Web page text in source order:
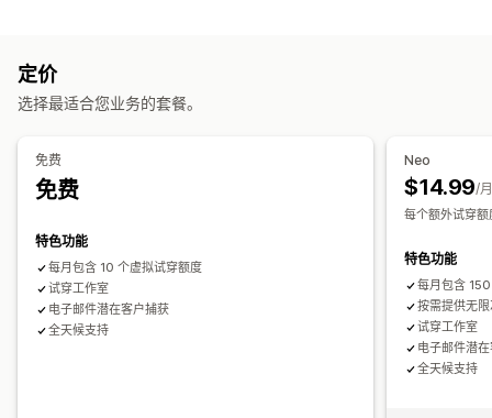
模型创建
自动适应移动设备
分析
定价
选择最适合您业务的套餐。
免费
免费
特色功能
每月包含 10 个虚拟试穿额度
试穿工作室
电子邮件潜在客户捕获
全天候支持
Neo
$14.99/
每个额外试穿
特色功能
每月包含
按需提供无
试穿工作室
电子邮件潜
全天候支持